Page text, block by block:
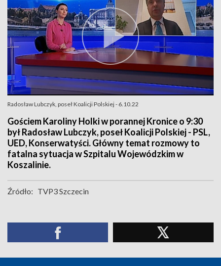
Radosław Lubczyk, poseł Koalicji Polskiej - 6.10.22
Gościem Karoliny Holki w porannej Kronice o 9:30
był Radosław Lubczyk, poseł Koalicji Polskiej - PSL,
UED, Konserwatyści. Główny temat rozmowy to
fatalna sytuacja w Szpitalu Wojewódzkim w
Koszalinie.
Źródło: TVP3 Szczecin